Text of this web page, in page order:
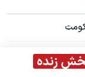
زنده
برای دومین روز